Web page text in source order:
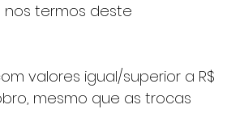
termos deste
mesmo que as trocas